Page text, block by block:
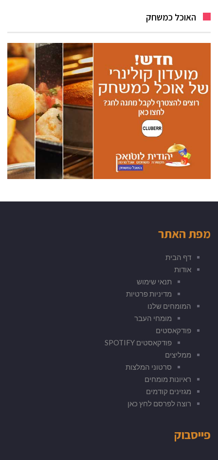
האוכל כמשחק
מפת האתר
דף הבית
אודות
תנאי שימוש
מדיניות פרטיות
המומחים שלנו
מומחי העבר
פודקאסטים
פודקאסטים SPOTIFY
ממליצים
סרטוני המלצות
ראיונות מומחים
מגזינים קודמים
רוצה לפרסם לחץ כאן
פייסבוק